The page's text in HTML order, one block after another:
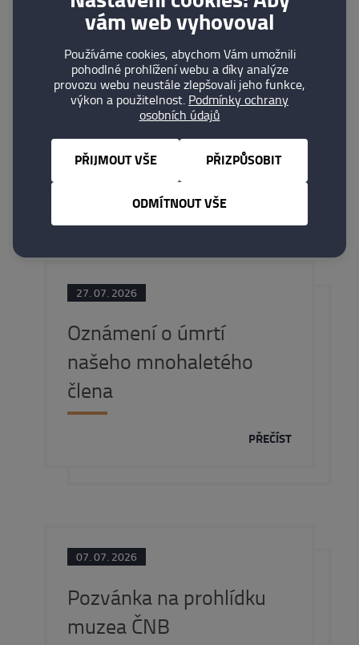
Ing. Petr Fráz
Cechmistr CMZS
Kam dále
27. 07. 2026
Oznámení o úmrtí
našeho mnohaletého
člena
PŘEČÍST
07. 07. 2026
Pozvánka na prohlídku
muzea ČNB
vám web vyhovoval
Používáme cookies, abychom Vám umožnili
pohodlné prohlížení webu a díky analýze
provozu webu neustále zlepšovali jeho funkce,
výkon a použitelnost.Podmínky ochrany
osobních údajů
PŘIZPŮSOBIT
ODMÍTNOUT VŠE
PŘIJMOUT VŠE